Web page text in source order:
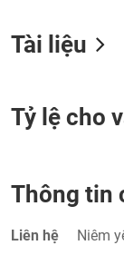
Tài liệu
Tỷ lệ cho
Thông tin
Liên hệ Niêm
THÔNG
BẤT